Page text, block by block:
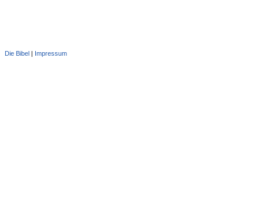
Die Bibel Impressum